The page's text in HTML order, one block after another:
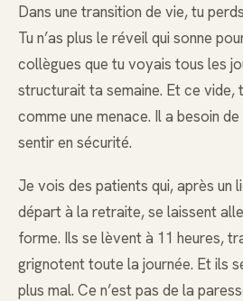
Dans une transition de vie, tu
Tu n’as plus le réveil qui sonne
collègues que tu voyais tous les
structurait ta semaine. Et ce vide,
comme une menace. Il a besoin
sentir en sécurité.
Je vois des patients qui, après un
départ à la retraite, se laissent
forme. Ils se lèvent à 11 heures,
grignotent toute la journée. Et ils
plus mal. Ce n’est pas de la